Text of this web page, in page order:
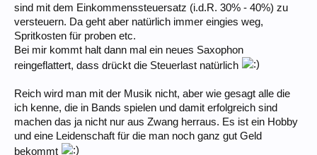
sind mit dem Einkommenssteuersatz (i.d.R. 30% - 40%) zu
versteuern. Da geht aber natürlich immer eingies weg,
Spritkosten für proben etc.
Bei mir kommt halt dann mal ein neues Saxophon
reingeflattert, dass drückt die Steuerlast natürlich
Reich wird man mit der Musik nicht, aber wie gesagt alle die
ich kenne, die in Bands spielen und damit erfolgreich sind
machen das ja nicht nur aus Zwang herraus. Es ist ein Hobby
und eine Leidenschaft für die man noch ganz gut Geld
bekommt